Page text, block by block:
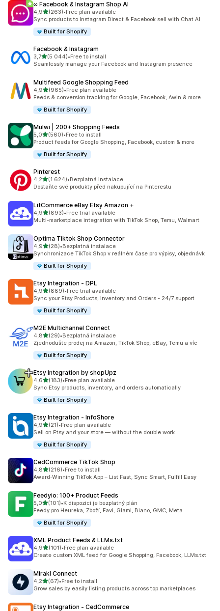
∞ Facebook & Instagram Shop AI
4,9z 5 hvězd
(263)
Celkový počet recenzí: 263
•Free plan available
Sync products to Instagram Direct & Facebook sell with Chat AI
Built for Shopify
Facebook & Instagram
3,7z 5 hvězd
(5 044)
Celkový počet recenzí: 5044
•Free to install
Seamlessly manage your Facebook and Instagram presence
Multifeed Google Shopping Feed
4,9z 5 hvězd
(965)
Celkový počet recenzí: 965
•Free plan available
Feeds & conversion tracking for Google, Facebook, Awin & more
Built for Shopify
Mulwi | 200+ Shopping Feeds
5,0z 5 hvězd
(560)
Celkový počet recenzí: 560
•Free to install
Product feeds for Google Shopping, Facebook, custom & more
Built for Shopify
Pinterest
4,2z 5 hvězd
(1 624)
Celkový počet recenzí: 1624
•Bezplatná instalace
Dostaňte své produkty před nakupující na Pinterestu
LitCommerce eBay Etsy Amazon +
4,9z 5 hvězd
(893)
Celkový počet recenzí: 893
•Free trial available
Multi-marketplace integration with TikTok Shop, Temu, Walmart
Optima Tiktok Shop Connector
4,9z 5 hvězd
(28)
Celkový počet recenzí: 28
•Bezplatná instalace
Synchronizace TikTok Shop v reálném čase pro výpisy, objednávk
Built for Shopify
Etsy Integration ‑ DPL
4,9z 5 hvězd
(889)
Celkový počet recenzí: 889
•Free trial available
Sync your Etsy Products, Inventory and Orders - 24/7 support
Built for Shopify
M2E Multichannel Connect
4,8z 5 hvězd
(29)
Celkový počet recenzí: 29
•Bezplatná instalace
Zjednodušte prodej na Amazon, TikTok Shop, eBay, Temu a víc
Built for Shopify
Etsy Integration by shopUpz
4,6z 5 hvězd
(183)
Celkový počet recenzí: 183
•Free plan available
Sync Etsy products, inventory, and orders automatically
Built for Shopify
Etsy Integration ‑ InfoShore
4,9z 5 hvězd
(21)
Celkový počet recenzí: 21
•Free plan available
Sell on Etsy and your store — without the double work
Built for Shopify
CedCommerce TikTok Shop
4,8z 5 hvězd
(216)
Celkový počet recenzí: 216
•Free to install
Award-Winning TikTok App – List Fast, Sync Smart, Fulfill Easy
Feedyio: 100+ Product Feeds
5,0z 5 hvězd
(101)
Celkový počet recenzí: 101
•K dispozici je bezplatný plán
Feedy pro Heureka, Zboží, Favi, Glami, Biano, GMC, Meta
Built for Shopify
XML Product Feeds & LLMs.txt
4,9z 5 hvězd
(101)
Celkový počet recenzí: 101
•Free plan available
Create custom XML feed for Google Shopping, Facebook, LLMs.txt
Mirakl Connect
4,2z 5 hvězd
(67)
Celkový počet recenzí: 67
•Free to install
Grow sales by easily listing products across top marketplaces
Etsy Integration ‑ CedCommerce